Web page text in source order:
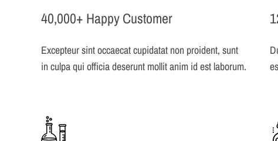
40,000+ Happy Customer
Excepteur sint occaecat cupidatat non proident, sunt
in culpa qui officia deserunt mollit anim id est laborum.